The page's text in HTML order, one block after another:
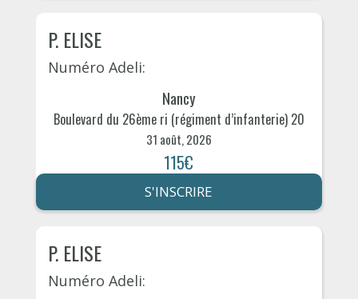
P. ELISE
Numéro Adeli:
Nancy
Boulevard du 26ème ri (régiment d’infanterie) 20
31 août, 2026
115€
S'INSCRIRE
P. ELISE
Numéro Adeli: